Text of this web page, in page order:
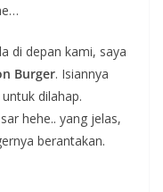
di depan kami, saya
Burger. Isiannya
dilahap.
hehe.. yang jelas,
berantakan.